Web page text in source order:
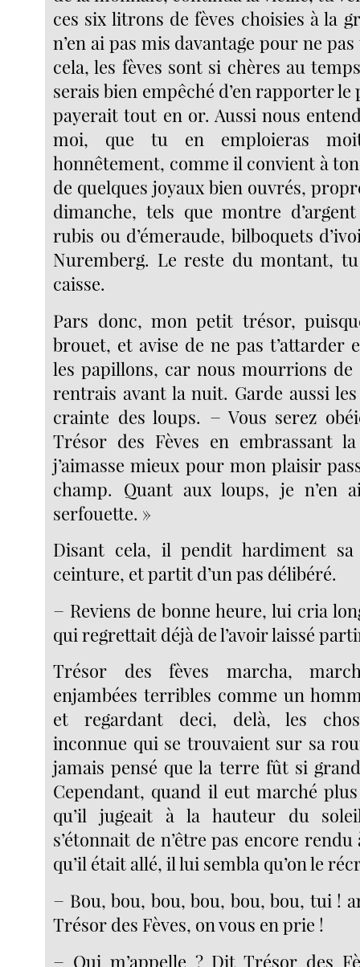
ces six litrons de fèves choisies à la
n’en ai pas mis davantage pour ne
cela, les fèves sont si chères au
serais bien empêché d’en rapporter
payerait tout en or. Aussi nous
moi, que tu en emploieras
honnêtement, comme il convient à
de quelques joyaux bien ouvrés,
dimanche, tels que montre
rubis ou d’émeraude, bilboquets
Nuremberg. Le reste du montant,
caisse.
Pars donc, mon petit trésor,
brouet, et avise de ne pas t’attarder
les papillons, car nous mourrions
rentrais avant la nuit. Garde aussi
crainte des loups. − Vous serez
Trésor des Fèves en embrassant
j’aimasse mieux pour mon plaisir
champ. Quant aux loups, je n’en
serfouette. »
Disant cela, il pendit hardiment
ceinture, et partit d’un pas délibéré.
− Reviens de bonne heure, lui cria
qui regrettait déjà de l’avoir laissé
Trésor des fèves marcha,
enjambées terribles comme un
et regardant deci, delà, les
inconnue qui se trouvaient sur sa
jamais pensé que la terre fût si
Cependant, quand il eut marché
qu’il jugeait à la hauteur du
s’étonnait de n’être pas encore
qu’il était allé, il lui sembla qu’on le
− Bou, bou, bou, bou, bou, bou, tui !
Trésor des Fèves, on vous en prie !
− Qui m’appelle ? Dit Trésor des